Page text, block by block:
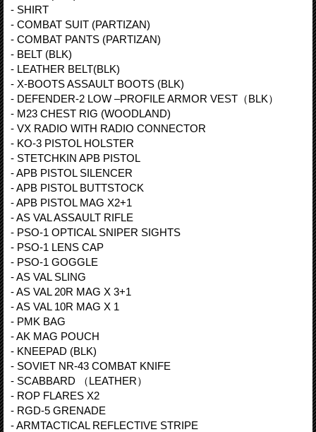
- SHIRT
- COMBAT SUIT (PARTIZAN)
- COMBAT PANTS (PARTIZAN)
- BELT (BLK)
- LEATHER BELT(BLK)
- X-BOOTS ASSAULT BOOTS (BLK)
- DEFENDER-2 LOW –PROFILE ARMOR VEST（BLK）
- M23 CHEST RIG (WOODLAND)
- VX RADIO WITH RADIO CONNECTOR
- KO-3 PISTOL HOLSTER
- STETCHKIN APB PISTOL
- APB PISTOL SILENCER
- APB PISTOL BUTTSTOCK
- APB PISTOL MAG X2+1
- AS VAL ASSAULT RIFLE
- PSO-1 OPTICAL SNIPER SIGHTS
- PSO-1 LENS CAP
- PSO-1 GOGGLE
- AS VAL SLING
- AS VAL 20R MAG X 3+1
- AS VAL 10R MAG X 1
- PMK BAG
- AK MAG POUCH
- KNEEPAD (BLK)
- SOVIET NR-43 COMBAT KNIFE
- SCABBARD （LEATHER）
- ROP FLARES X2
- RGD-5 GRENADE
- ARMTACTICAL REFLECTIVE STRIPE